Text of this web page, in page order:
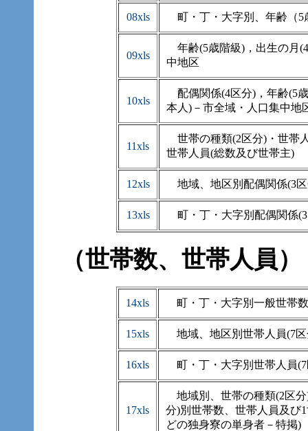
08xls 町・丁・大字別、年齢（5
09xls
年齢(5歳階級)，出生の月
中地区
10xls
配偶関係(4区分)，年齢(5
本人)－市全域・人口集中地
11xls
世帯の種類(2区分)・世帯
世帯人員(総数及び世帯主)
12xls 地域、地区別配偶関係(3
13xls 町・丁・大字別配偶関係
（世帯数、世帯人員）
14xls 町・丁・大字別一般世帯
15xls 地域、地区別世帯人員(7
16xls 町・丁・大字別世帯人員
17xls
地域別、世帯の種類(2区分
分)別世帯数、世帯人員及び
どの独身寮の単身者－特掲)